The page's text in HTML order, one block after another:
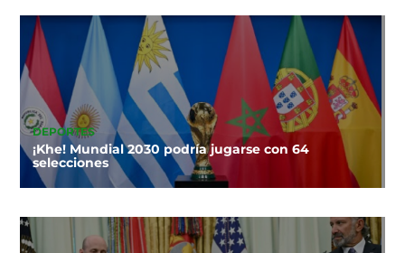
DEPORTES
¡Khe! Mundial 2030 podría jugarse con 64
selecciones